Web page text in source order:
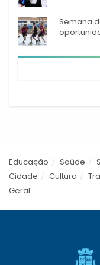
Semana
Educação Saúde
Cidade
Cultura
Geral